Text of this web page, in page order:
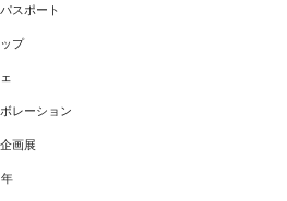
スポート
プ
レーション
画展